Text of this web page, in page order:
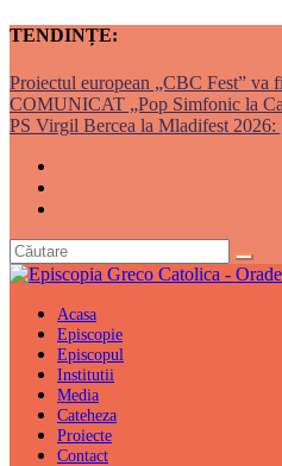
TENDINȚE:
Proiectul european „CBC Fest” va
COMUNICAT „Pop Simfonic la
PS Virgil Bercea la Mladifest
Acasa
Episcopie
Episcopul
Institutii
Media
Cateheza
Proiecte
Contact